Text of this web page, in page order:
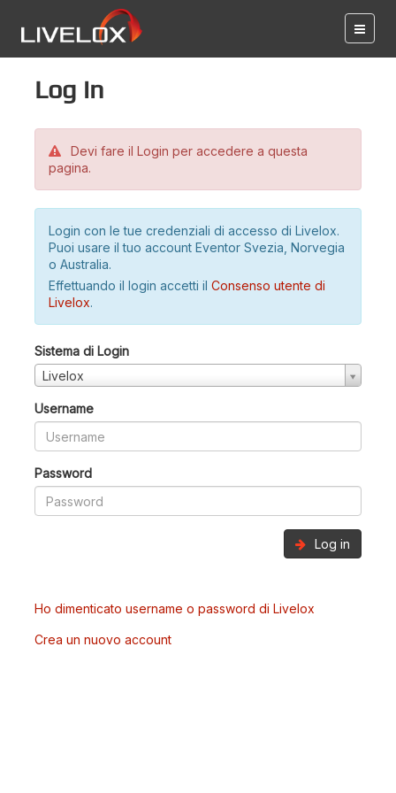
Log in
Devi fare il Login per accedere a questa
pagina.
Login con le tue credenziali di accesso di Livelox.
Puoi usare il tuo account Eventor Svezia, Norvegia
o Australia.
Effettuando il login accetti il Consenso utente di
Livelox.
Sistema di Login
Livelox
Username
Password
Log in
Ho dimenticato username o password di Livelox
Crea un nuovo account